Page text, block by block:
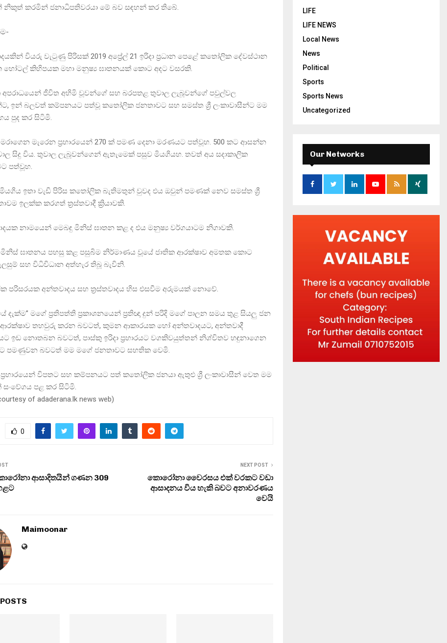
කරමින් ජනාධිපතිවරයා මේ බව සඳහන් කර තිබේ.
වියරු වැටුණු පිරිසක් 2019 අප්‍රේල් 21 ඉරිදා ප්‍රධාන පෙළේ කතෝලික දේවස්ථාන
හෝටල් කිහිපයක මහා මනුෂ්‍ය ඝාතනයක් කොට අදට වසරකි.
අපරාධයෙන් ජීවිත අහිමි වූවන්ගේ සහ බරපතළ තුවාල ලැබූවන්ගේ පවුල්වල
ඉන් බලවත් කම්පනයට පත්වූ කතෝලික ජනතාවට සහ සමස්ත ශ්‍රී ලංකාවාසීන්ට මම
පුද කර සිටිමි.
මරාගෙන මැරෙන ප්‍රහාරයෙන් 270 ක් පමණ දෙනා මරණයට පත්වූහ. 500 කට ආසන්න
සිදු විය. තුවාල ලැබූවන්ගෙන් ඇතැමෙක් පසුව මියගියහ. තවත් අය සදාකාලික
පත්වූහ.
මියගිය ඉතා වැඩි පිරිස කතෝලික බැතිමතුන් වුවද එය ඔවුන් පමණක් නෙව සමස්ත ශ්‍රී
ඉලක්ක කරගත් ත්‍රස්තවාදී ක්‍රියාවකි.
නාමයෙන් මෙබඳු මිනිස් ඝාතන කළ ද එය මනුෂ්‍ය වර්ගයාටම නිගාවකි.
මිනිස් ඝාතනය පහසු කළ පසුබිම නිර්මාණය වූයේ ජාතික ආරක්ෂාව අමතක කොට
සහ විධිවිධාන අත්හැර තිබූ බැවිනි.
පරිසරයක අන්තවාදය සහ ත්‍රස්තවාදය හිස එසවීම අරුමයක් නොවේ.
දැක්ම” මගේ ප්‍රතිපත්ති ප්‍රකාශනයෙන් ප්‍රතිඥා දුන් පරිදි මගේ පාලන සමය තුළ සියලු ජන
තහවුරු කරන බවටත්, කුමන ආකාරයක හෝ අන්තවාදයට, අන්තවාදී
ඉඩ නොතබන බවටත්, පාස්කු ඉරිදා ප්‍රහාරයට වගකිවයුත්තන් නිශ්චිතව හඳුනාගෙන
පමණුවන බවටත් මම මගේ ජනතාවට සහතික වෙමි.
ප්‍රහාරයෙන් විපතට සහ කම්පනයට පත් කතෝලික ජනයා ඇතුළු ශ්‍රී ලංකාවාසීන් වෙත මම
පළ කර සිටිමි.
of adaderana.lk news web)
0
ආසාදිතයින් ගණන 309
NEXT POST
කොරෝනා වෛරසය එක් වරකට වඩා
ආසාදනය විය හැකි බවට අනාවරණය
වෙයි
Maimoonar
LIFE
LIFE NEWS
Local News
News
Political
Sports
Sports News
Uncategorized
Our Networks